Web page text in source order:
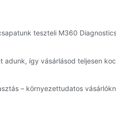
teszteli M360
adunk, így vásárlásod teljesen
– környezettudatos